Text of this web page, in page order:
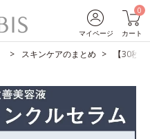
マイページ
0
カート
スキンケアのまとめ 【30秒